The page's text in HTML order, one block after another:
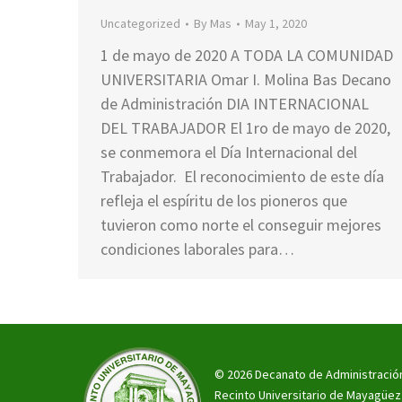
Uncategorized By Mas May 1, 2020
1 de mayo de 2020 A TODA LA COMUNIDAD
UNIVERSITARIA Omar I. Molina Bas Decano
de Administración DIA INTERNACIONAL
DEL TRABAJADOR El 1ro de mayo de 2020,
se conmemora el Día Internacional del
Trabajador. El reconocimiento de este día
refleja el espíritu de los pioneros que
tuvieron como norte el conseguir mejores
condiciones laborales para…
© 2026 Decanato de
Recinto Universitario de Mayagüez